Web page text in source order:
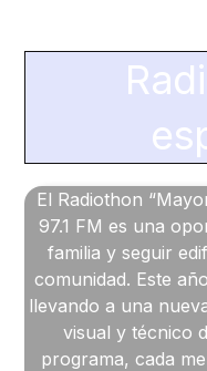
El Radiothon
97.1 FM es una
familia y seguir
comunidad. Este
llevando a una
visual y técnico
programa, cada